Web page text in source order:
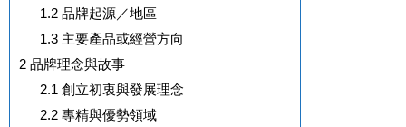
1.2品牌起源／地區
1.3主要產品或經營方向
2 品牌理念與故事
2.1 創立初衷與發展理念
2.2專精與優勢領域